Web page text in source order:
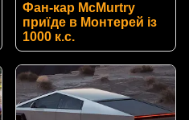
Фан-кар McMurtry
приїде в Монтерей із
1000 к.с.